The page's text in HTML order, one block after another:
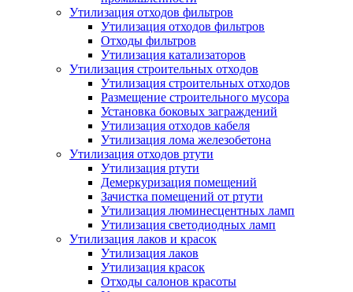
Утилизация отходов фильтров
Утилизация отходов фильтров
Отходы фильтров
Утилизация катализаторов
Утилизация строительных отходов
Утилизация строительных отходов
Размещение строительного мусора
Установка боковых заграждений
Утилизация отходов кабеля
Утилизация лома железобетона
Утилизация отходов ртути
Утилизация ртути
Демеркуризация помещений
Зачистка помещений от ртути
Утилизация люминесцентных ламп
Утилизация светодиодных ламп
Утилизация лаков и красок
Утилизация лаков
Утилизация красок
Отходы салонов красоты